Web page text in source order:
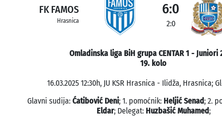
FK FAMOS
Hrasnica
6:0
2:0
Omladinska liga BiH grupa CENTAR 1 - Juniori
19. kolo
16.03.2025 12:30h, JU KSR Hrasnica - Ilidža, Hrasnica;
Glavni sudija: Ćatibović Deni; 1. pomoćnik: Heljić Senad; 2.
Eldar; Delegat: Huzbašić Muhamed;